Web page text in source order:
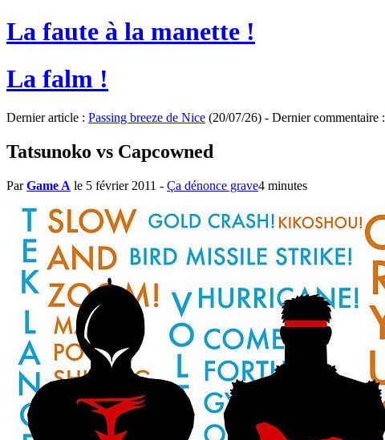
La faute à la manette !
La falm !
Dernier article : Passing breeze de Nice (20/07/26) - Dernier commentaire :
Tatsunoko vs Capcowned
ParGame A le 5 février 2011 - Ça dénonce grave4 minutes